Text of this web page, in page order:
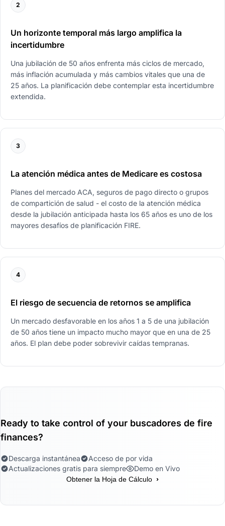
2
Un horizonte temporal más largo amplifica la
incertidumbre
Una jubilación de 50 años enfrenta más ciclos de mercado,
más inflación acumulada y más cambios vitales que una de
25 años. La planificación debe contemplar esta incertidumbre
extendida.
3
La atención médica antes de Medicare es costosa
Planes del mercado ACA, seguros de pago directo o grupos
de compartición de salud - el costo de la atención médica
desde la jubilación anticipada hasta los 65 años es uno de los
mayores desafíos de planificación FIRE.
4
El riesgo de secuencia de retornos se amplifica
Un mercado desfavorable en los años 1 a 5 de una jubilación
de 50 años tiene un impacto mucho mayor que en una de 25
años. El plan debe poder sobrevivir caídas tempranas.
Ready to take control of your buscadores de fire
finances?
Descarga instantánea
Acceso de por vida
Actualizaciones gratis para siempre
Demo en Vivo
Obtener la Hoja de Cálculo ›